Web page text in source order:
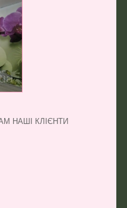
НАШІ КЛІЄНТИ